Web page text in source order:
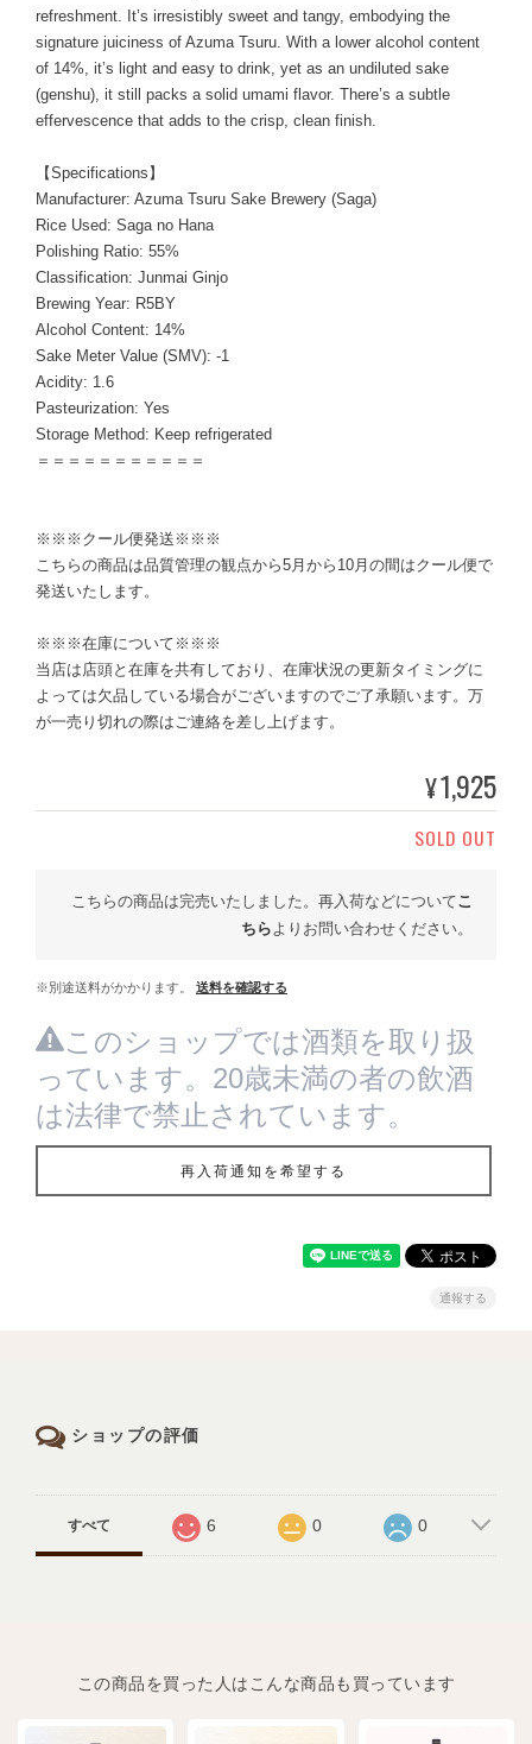
refreshment. It’s irresistibly sweet and tangy, embodying the
signature juiciness of Azuma Tsuru. With a lower alcohol content
of 14%, it’s light and easy to drink, yet as an undiluted sake
(genshu), it still packs a solid umami flavor. There’s a subtle
effervescence that adds to the crisp, clean finish.
【Specifications】
Manufacturer: Azuma Tsuru Sake Brewery (Saga)
Rice Used: Saga no Hana
Polishing Ratio: 55%
Classification: Junmai Ginjo
Brewing Year: R5BY
Alcohol Content: 14%
Sake Meter Value (SMV): -1
Acidity: 1.6
Pasteurization: Yes
Storage Method: Keep refrigerated
＝＝＝＝＝＝＝＝＝＝＝
※※※クール便発送※※※
こちらの商品は品質管理の観点から5月から10月の間はクール便で
発送いたします。
※※※在庫について※※※
当店は店頭と在庫を共有しており、在庫状況の更新タイミングに
よっては欠品している場合がございますのでご了承願います。万
が一売り切れの際はご連絡を差し上げます。
¥1,925
SOLD OUT
こちらの商品は完売いたしました。再入荷などについてこ
ちらよりお問い合わせください。
※別途送料がかかります。 送料を確認する
このショップでは酒類を取り扱
っています。20歳未満の者の飲酒
は法律で禁止されています。
再入荷通知を希望する
通報する
ショップの評価
すべて 6 0 0
この商品を買った人はこんな商品も買っています